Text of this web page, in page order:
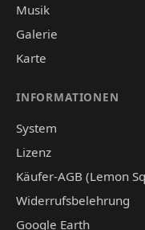
Musik
Galerie
Karte
INFORMATIONEN
System
Lizenz
Käufer-AGB (Lemon
Widerrufsbelehrung
Google Earth